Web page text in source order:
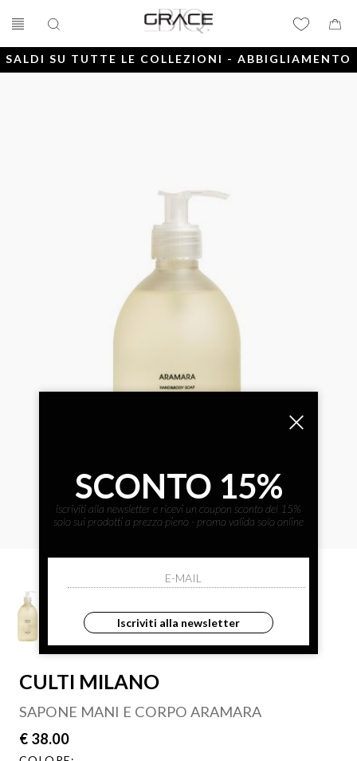
SALDI SU TUTTE LE COLLEZIONI - ABBIGLIAMENTO
CULTI MILANO
SAPONE MANI E CORPO ARAMARA
€ 38.00
SCONTO 15%
iscriviti alla newsletter e ricevi un coupon sconto del 15%
solo sui prodotti a prezzo pieno - promo valida solo online
Iscriviti alla newsletter